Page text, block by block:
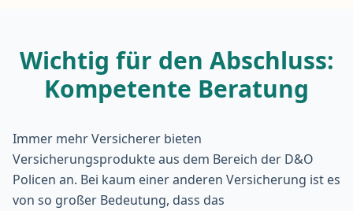
Wichtig für den Abschluss:
Kompetente Beratung
Immer mehr Versicherer bieten
Versicherungsprodukte aus dem Bereich der D&O
Policen an. Bei kaum einer anderen Versicherung ist es
von so großer Bedeutung, dass das